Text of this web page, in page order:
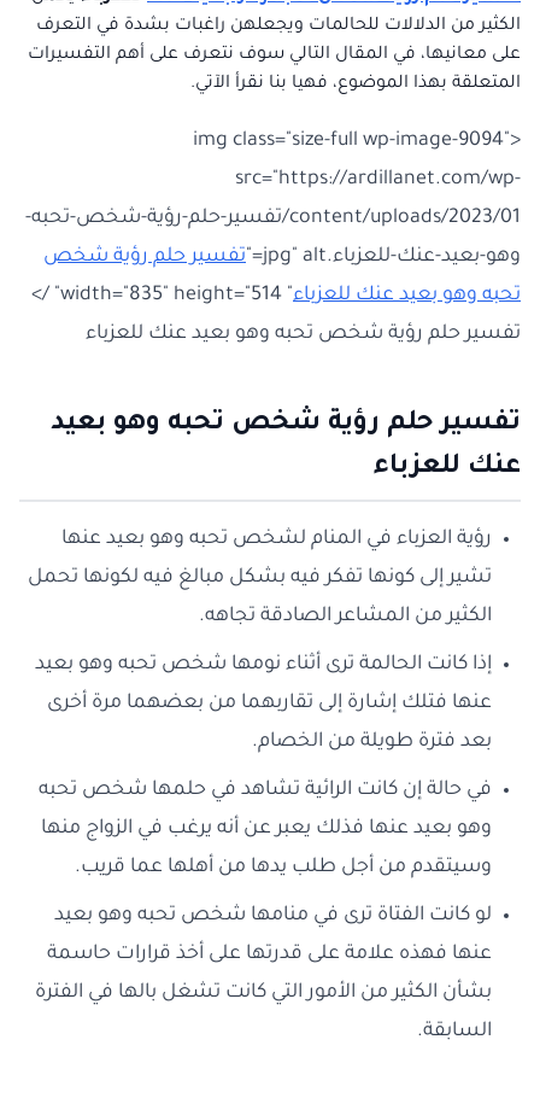
الكثير من الدلالات للحالمات ويجعلهن راغبات بشدة في التعرف
على معانيها، في المقال التالي سوف نتعرف على أهم التفسيرات
المتعلقة بهذا الموضوع، فهيا بنا نقرأ الآتي.
<img class="size-full wp-image-9094"
src="https://ardillanet.com/wp-
content/uploads/2023/01/تفسير-حلم-رؤية-شخص-تحبه-
وهو-بعيد-عنك-للعزباء.jpg" alt="
تفسير حلم رؤية شخص
تحبه وهو بعيد عنك للعزباء
" width="835" height="514" />
تفسير حلم رؤية شخص تحبه وهو بعيد عنك للعزباء
تفسير حلم رؤية شخص تحبه وهو بعيد
عنك للعزباء
رؤية العزباء في المنام لشخص تحبه وهو بعيد عنها
تشير إلى كونها تفكر فيه بشكل مبالغ فيه لكونها تحمل
الكثير من المشاعر الصادقة تجاهه.
إذا كانت الحالمة ترى أثناء نومها شخص تحبه وهو بعيد
عنها فتلك إشارة إلى تقاربهما من بعضهما مرة أخرى
بعد فترة طويلة من الخصام.
في حالة إن كانت الرائية تشاهد في حلمها شخص تحبه
وهو بعيد عنها فذلك يعبر عن أنه يرغب في الزواج منها
وسيتقدم من أجل طلب يدها من أهلها عما قريب.
لو كانت الفتاة ترى في منامها شخص تحبه وهو بعيد
عنها فهذه علامة على قدرتها على أخذ قرارات حاسمة
بشأن الكثير من الأمور التي كانت تشغل بالها في الفترة
السابقة.